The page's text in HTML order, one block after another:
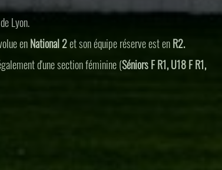
Lyon.
enNational 2et son équipe réserve est enR2.
d'une section féminine (Séniors F R1, U18 F R1,